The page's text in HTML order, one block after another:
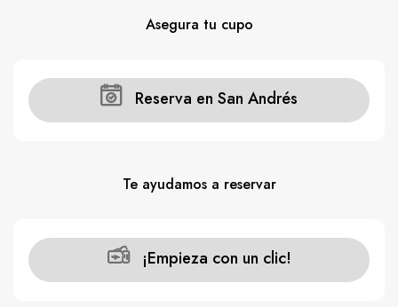
Asegura tu cupo
Reserva en San Andrés
Te ayudamos a reservar
¡Empieza con un clic!